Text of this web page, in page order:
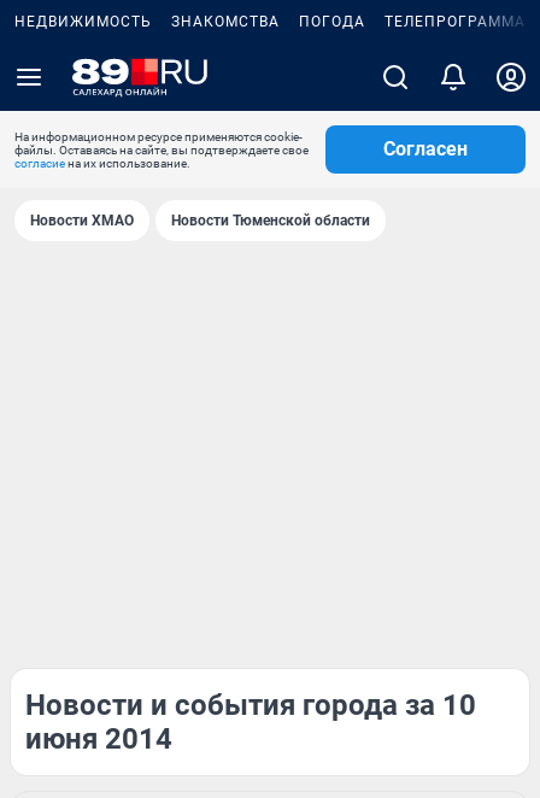
НЕДВИЖИМОСТЬ ЗНАКОМСТВА ПОГОДА ТЕЛЕПРОГРАММА
На информационном ресурсе применяются cookie-
файлы. Оставаясь на сайте, вы подтверждаете свое
согласиена их использование.
Согласен
Новости ХМАО Новости Тюменской области
Новости и события города за 10
июня 2014